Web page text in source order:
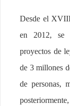
Desde el
en 2012, se
proyectos de
de 3 millones
de personas,